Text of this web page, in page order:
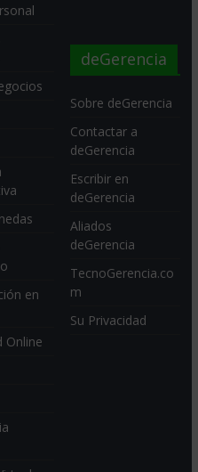
en
Online
deGerencia
Sobre deGerencia
Contactar a
deGerencia
Escribir en
deGerencia
Aliados
deGerencia
TecnoGerencia.co
m
Su Privacidad